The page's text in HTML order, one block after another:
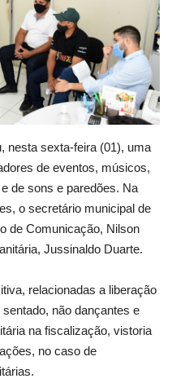
nesta sexta-feira (01), uma
de eventos, músicos,
de sons e paredões. Na
o secretário municipal de
de Comunicação, Nilson
Jussinaldo Duarte.
relacionadas a liberação
não dançantes e
na fiscalização, vistoria
no caso de